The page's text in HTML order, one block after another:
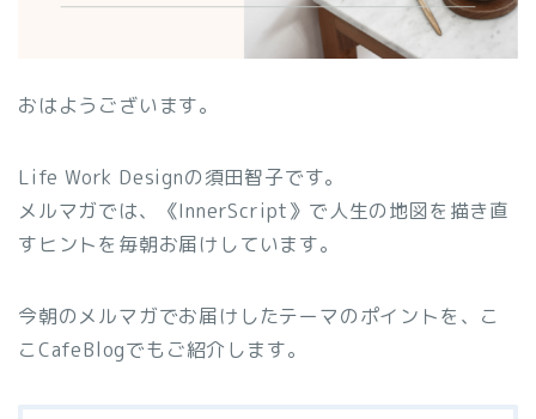
おはようございます。
Life Work Designの須田智子です。
メルマガでは、《InnerScript》で人生の地図を描き直
すヒントを毎朝お届けしています。
今朝のメルマガでお届けしたテーマのポイントを、こ
こCafeBlogでもご紹介します。